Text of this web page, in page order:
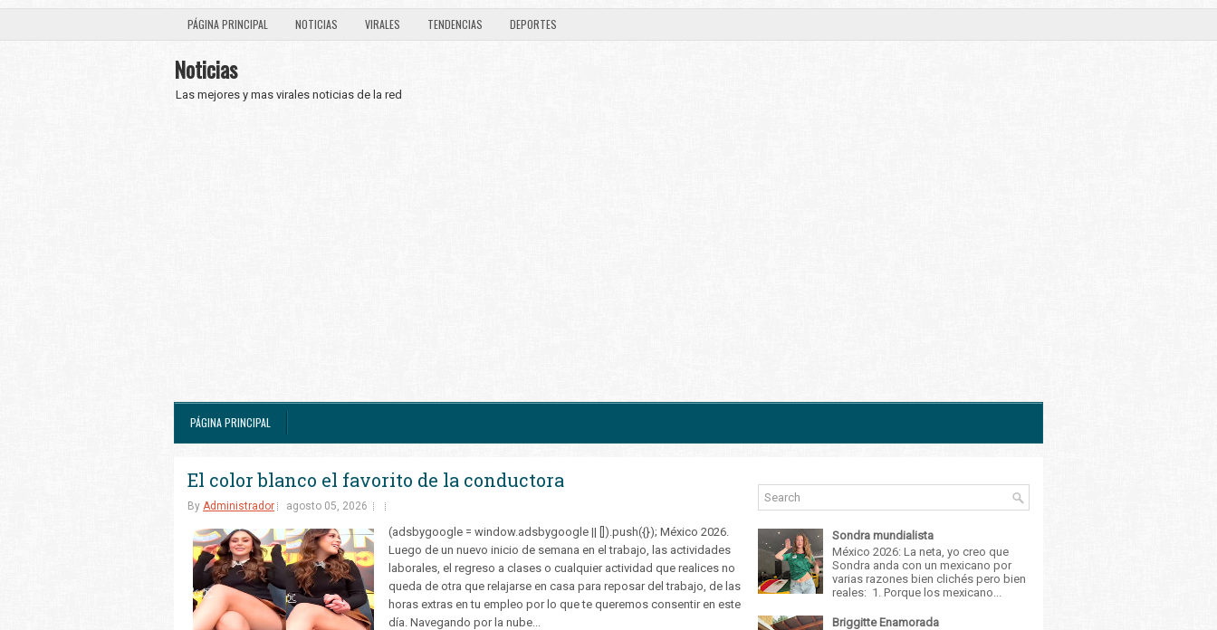
PÁGINA PRINCIPAL NOTICIAS VIRALES TENDENCIAS DEPORTES
Noticias
Las mejores y mas virales noticias de la red
PÁGINA PRINCIPAL
El color blanco el favorito de la conductora
By Administrador agosto 05, 2026
(adsbygoogle = window.adsbygoogle || []).push({}); México 2026.
Luego de un nuevo inicio de semana en el trabajo, las actividades
laborales, el regreso a clases o cualquier actividad que realices no
queda de otra que relajarse en casa para reposar del trabajo, de las
horas extras en tu empleo por lo que te queremos consentir en este
día. Navegando por la nube...
Sondra mundialista
México 2026: La neta, yo creo que
Sondra anda con un mexicano por
varias razones bien clichés pero bien
reales: 1. Porque los mexicano...
Briggitte Enamorada